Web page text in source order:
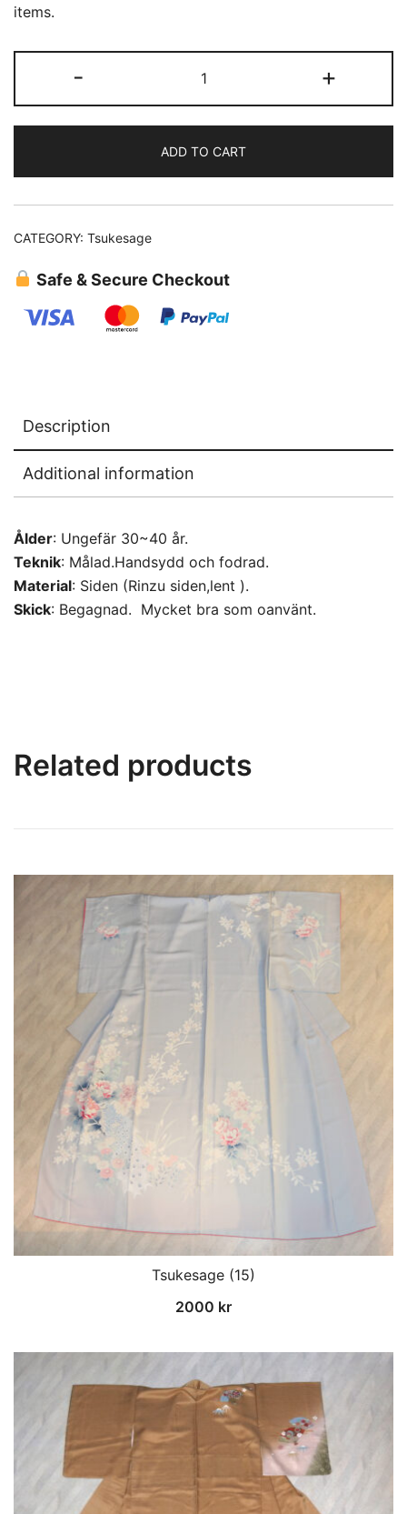
items.
-
(17)
quantity
+
ADD TO CART
CATEGORY: Tsukesage
Safe & Secure Checkout
Description
Additional information
Ålder: Ungefär 30~40 år.
Teknik: Målad.Handsydd och fodrad.
Material: Siden (Rinzu siden,lent ).
Skick: Begagnad. Mycket bra som oanvänt.
Related products
Tsukesage (15)
2000 kr